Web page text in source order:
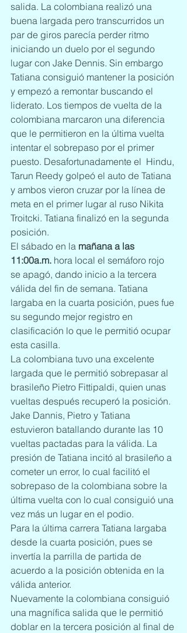
salida. La colombiana realizó una
buena largada pero transcurridos un
par de giros parecía perder ritmo
iniciando un duelo por el segundo
lugar con Jake Dennis. Sin embargo
Tatiana consiguió mantener la posición
y empezó a remontar buscando el
liderato. Los tiempos de vuelta de la
colombiana marcaron una diferencia
que le permitieron en la última vuelta
intentar el sobrepaso por el primer
puesto. Desafortunadamente el  Hindu,
Tarun Reedy golpeó el auto de Tatiana
y ambos vieron cruzar por la línea de
meta en el primer lugar al ruso Nikita
Troitcki. Tatiana finalizó en la segunda
posición.
El sábado en la mañana a las
11:00a.m. hora local el semáforo rojo
se apagó, dando inicio a la tercera
válida del fin de semana. Tatiana
largaba en la cuarta posición, pues fue
su segundo mejor registro en
clasificación lo que le permitió ocupar
esta casilla.
La colombiana tuvo una excelente
largada que le permitió sobrepasar al
brasileño Pietro Fittipaldi, quien unas
vueltas después recuperó la posición.
Jake Dannis, Pietro y Tatiana
estuvieron batallando durante las 10
vueltas pactadas para la válida. La
presión de Tatiana incitó al brasileño a
cometer un error, lo cual facilitó el
sobrepaso de la colombiana sobre la
última vuelta con lo cual consiguió una
vez más un lugar en el podio.
Para la última carrera Tatiana largaba
desde la cuarta posición, pues se
invertía la parrilla de partida de
acuerdo a la posición obtenida en la
válida anterior.
Nuevamente la colombiana consiguió
una magnífica salida que le permitió
doblar en la tercera posición al final de